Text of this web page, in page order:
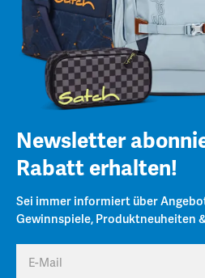
Newsletter
Rabatt erhalten!
Sei immer informiert über
Gewinnspiele, Produktneuheiten
E-Mail